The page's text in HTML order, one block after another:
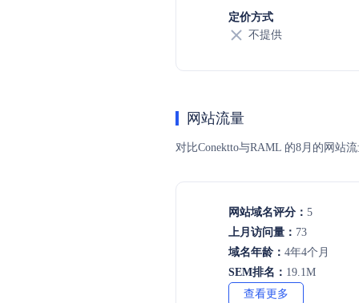
定价方式
不提供
网站流量
对比Conektto与RAML 的8月的网站
网站域名评分： 5
上月访问量： 73
域名年龄： 4年4个月
SEM排名： 19.1M
查看更多